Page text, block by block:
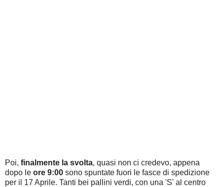
Poi, finalmente la svolta, quasi non ci credevo, appena
dopo le ore 9:00 sono spuntate fuori le fasce di spedizione
per il 17 Aprile. Tanti bei pallini verdi, con una 'S' al centro